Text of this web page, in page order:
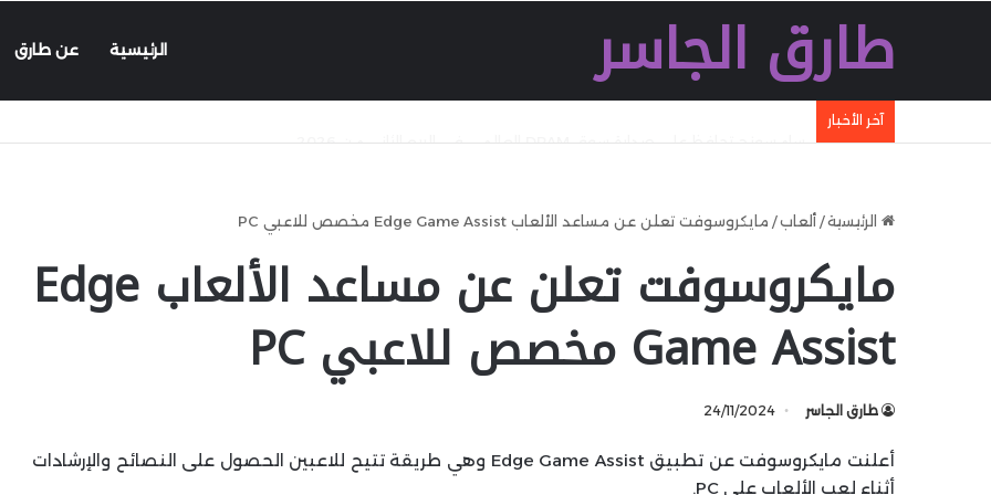
طارق الجاسر الرئيسية عن طارق
آخر الأخبار
الرئيسية/ ألعاب/ مايكروسوفت تعلن عن مساعد الألعاب Edge Game Assist مخصص للاعبي PC
مايكروسوفت تعلن عن مساعد الألعاب Edge
Game Assist مخصص للاعبي PC
طارق الجاسر 24/11/2024
أعلنت مايكروسوفت عن تطبيق Edge Game Assist وهي طريقة تتيح للاعبين الحصول على النصائح والإرشادات
أثناء لعب الألعاب على PC.